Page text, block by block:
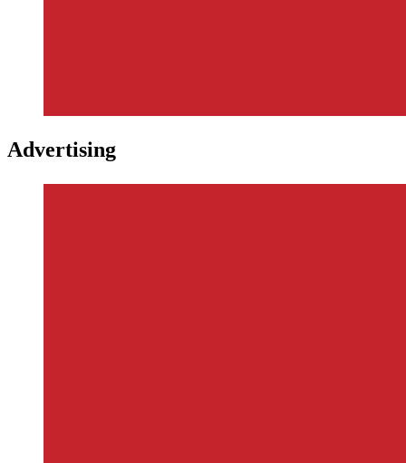
Advertising